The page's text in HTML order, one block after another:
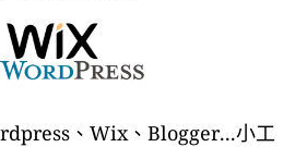
、Wix、Blogger...小工